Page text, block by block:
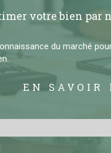
votre bien par
du marché
EN SAVOIR